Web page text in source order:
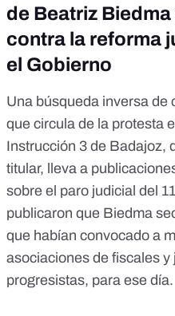
de Beatriz
contra la reforma
el Gobierno
Una búsqueda inversa de
que circula de la protesta
Instrucción 3 de Badajoz,
titular, lleva a
sobre el paro judicial del
publicaron que Biedma
que habían convocado a
asociaciones de fiscales y
progresistas, para ese día.